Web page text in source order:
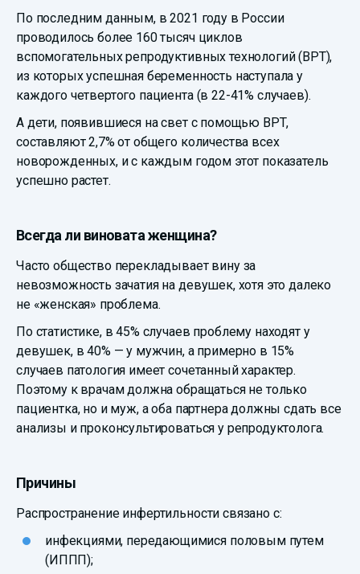
По последним данным, в 2021 году в России
проводилось более 160 тысяч циклов
вспомогательных репродуктивных технологий (ВРТ),
из которых успешная беременность наступала у
каждого четвертого пациента (в 22-41% случаев).
А дети, появившиеся на свет с помощью ВРТ,
составляют 2,7% от общего количества всех
новорожденных, и с каждым годом этот показатель
успешно растет.
Всегда ли виновата женщина?
Часто общество перекладывает вину за
невозможность зачатия на девушек, хотя это далеко
не «женская» проблема.
По статистике, в 45% случаев проблему находят у
девушек, в 40% — у мужчин, а примерно в 15%
случаев патология имеет сочетанный характер.
Поэтому к врачам должна обращаться не только
пациентка, но и муж, а оба партнера должны сдать все
анализы и проконсультироваться у репродуктолога.
Причины
Распространение инфертильности связано с:
инфекциями, передающимися половым путем
(ИППП);